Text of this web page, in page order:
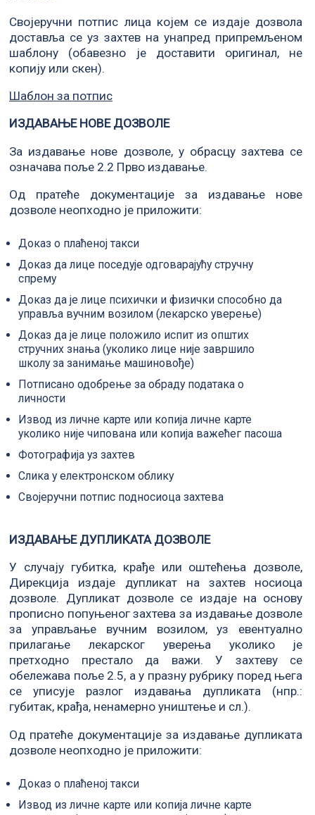
Својеручни потпис лица којем се издаје дозвола
доставља се уз захтев на унапред припремљеном
шаблону (обавезно је доставити оригинал, не
копију или скен).
Шаблон за потпис
ИЗДАВАЊЕ НОВЕ ДОЗВОЛЕ
За издавање нове дозволе, у обрасцу захтева се
означава поље 2.2 Прво издавање.
Од пратеће документације за издавање нове
дозволе неопходно је приложити:
Доказ о плаћеној такси
Доказ да лице поседује одговарајућу стручну
спрему
Доказ да је лице психички и физички способно да
управља вучним возилом (лекарско уверење)
Доказ да је лице положило испит из општих
стручних знања (уколико лице није завршило
школу за занимање машиновође)
Потписано одобрење за обраду података о
личности
Извод из личне карте или копија личне карте
уколико није чипована или копија важећег пасоша
Фотографија уз захтев
Слика у електронском облику
Својеручни потпис подносиоца захтева
ИЗДАВАЊЕ ДУПЛИКАТА ДОЗВОЛЕ
У случају губитка, крађе или оштећења дозволе,
Дирекција издаје дупликат на захтев носиоца
дозволе. Дупликат дозволе се издаје на основу
прописно попуњеног захтева за издавање дозволе
за управљање вучним возилом, уз евентуално
прилагање лекарског уверења уколико је
претходно престало да важи. У захтеву се
обележава поље 2.5, а у празну рубрику поред њега
се уписује разлог издавања дупликата (нпр.:
губитак, крађа, ненамерно уништење и сл.).
Од пратеће документације за издавање дупликата
дозволе неопходно је приложити:
Доказ о плаћеној такси
Извод из личне карте или копија личне карте